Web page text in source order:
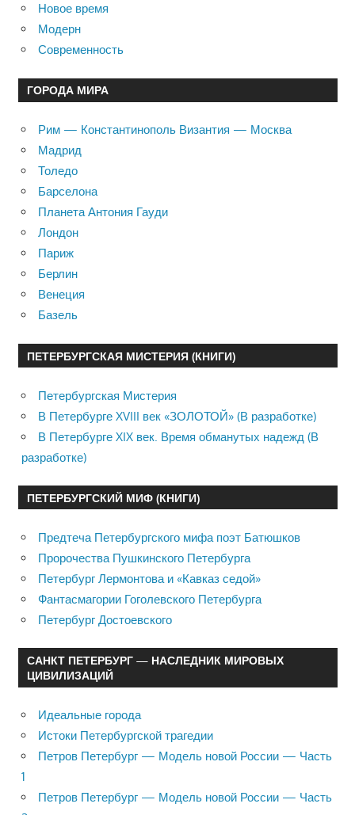
Новое время
Модерн
Современность
ГОРОДА МИРА
Рим — Константинополь Византия — Москва
Мадрид
Толедо
Барселона
Планета Антония Гауди
Лондон
Париж
Берлин
Венеция
Базель
ПЕТЕРБУРГСКАЯ МИСТЕРИЯ (КНИГИ)
Петербургская Мистерия
В Петербурге XVIII век «ЗОЛОТОЙ» (В разработке)
В Петербурге XIX век. Время обманутых надежд (В
разработке)
ПЕТЕРБУРГСКИЙ МИФ (КНИГИ)
Предтеча Петербургского мифа поэт Батюшков
Пророчества Пушкинского Петербурга
Петербург Лермонтова и «Кавказ седой»
Фантасмагории Гоголевского Петербурга
Петербург Достоевского
САНКТ ПЕТЕРБУРГ — НАСЛЕДНИК МИРОВЫХ
ЦИВИЛИЗАЦИЙ
Идеальные города
Истоки Петербургской трагедии
Петров Петербург — Модель новой России — Часть
1
Петров Петербург — Модель новой России — Часть